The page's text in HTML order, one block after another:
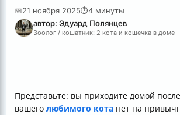
📅21 ноября 2025⏱4 минуты
автор: Эдуард Полянцев
Зоолог / кошатник: 2 кота и кошечка в доме
Представьте: вы приходите домой
вашего любимого кота нет на